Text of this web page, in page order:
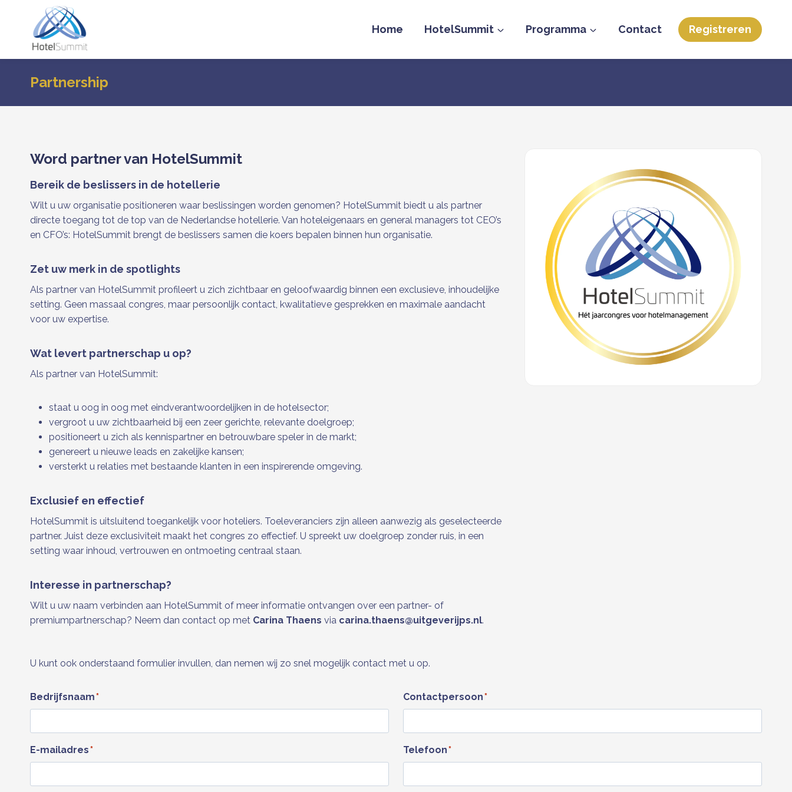
Home HotelSummit Programma Contact Registreren
Partnership
Word partner van HotelSummit
Bereik de beslissers in de hotellerie
Wilt u uw organisatie positioneren waar beslissingen worden genomen? HotelSummit biedt u als partner
directe toegang tot de top van de Nederlandse hotellerie. Van hoteleigenaars en general managers tot CEO’s
en CFO’s: HotelSummit brengt de beslissers samen die koers bepalen binnen hun organisatie.
Zet uw merk in de spotlights
Als partner van HotelSummit profileert u zich zichtbaar en geloofwaardig binnen een exclusieve, inhoudelijke
setting. Geen massaal congres, maar persoonlijk contact, kwalitatieve gesprekken en maximale aandacht
voor uw expertise.
Wat levert partnerschap u op?
Als partner van HotelSummit:
staat u oog in oog met eindverantwoordelijken in de hotelsector;
vergroot u uw zichtbaarheid bij een zeer gerichte, relevante doelgroep;
positioneert u zich als kennispartner en betrouwbare speler in de markt;
genereert u nieuwe leads en zakelijke kansen;
versterkt u relaties met bestaande klanten in een inspirerende omgeving.
Exclusief en effectief
HotelSummit is uitsluitend toegankelijk voor hoteliers. Toeleveranciers zijn alleen aanwezig als geselecteerde
partner. Juist deze exclusiviteit maakt het congres zo effectief. U spreekt uw doelgroep zonder ruis, in een
setting waar inhoud, vertrouwen en ontmoeting centraal staan.
Interesse in partnerschap?
Wilt u uw naam verbinden aan HotelSummit of meer informatie ontvangen over een partner- of
premiumpartnerschap? Neem dan contact op met Carina Thaens via carina.thaens@uitgeverijps.nl.
U kunt ook onderstaand formulier invullen, dan nemen wij zo snel mogelijk contact met u op.
Bedrijfsnaam* Contactpersoon*
E-mailadres* Telefoon*